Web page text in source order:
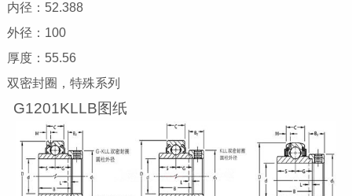
内径：52.388
外径：100
厚度：55.56
双密封圈，特殊系列
G1201KLLB图纸